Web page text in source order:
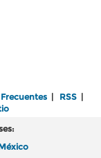
| RSS |